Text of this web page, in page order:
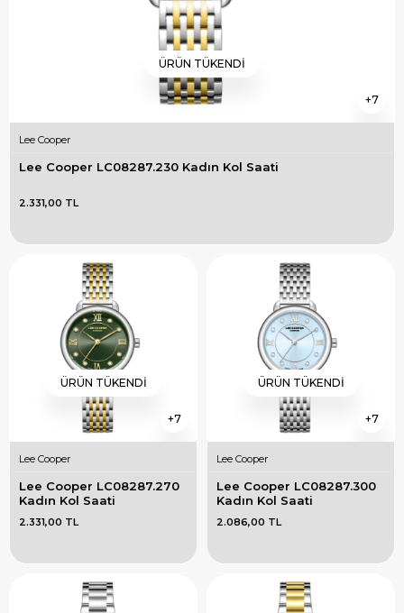
7
ÜRÜN TÜKENDI
Lee Cooper
Lee Cooper LC08287.230 Kadın Kol Saati
2.331,00 TL
7
ÜRÜN TÜKENDI
Lee Cooper
Lee Cooper LC08287.270
Kadın Kol Saati
2.331,00 TL
7
ÜRÜN TÜKENDI
Lee Cooper
Lee Cooper LC08287.300
Kadın Kol Saati
2.086,00 TL